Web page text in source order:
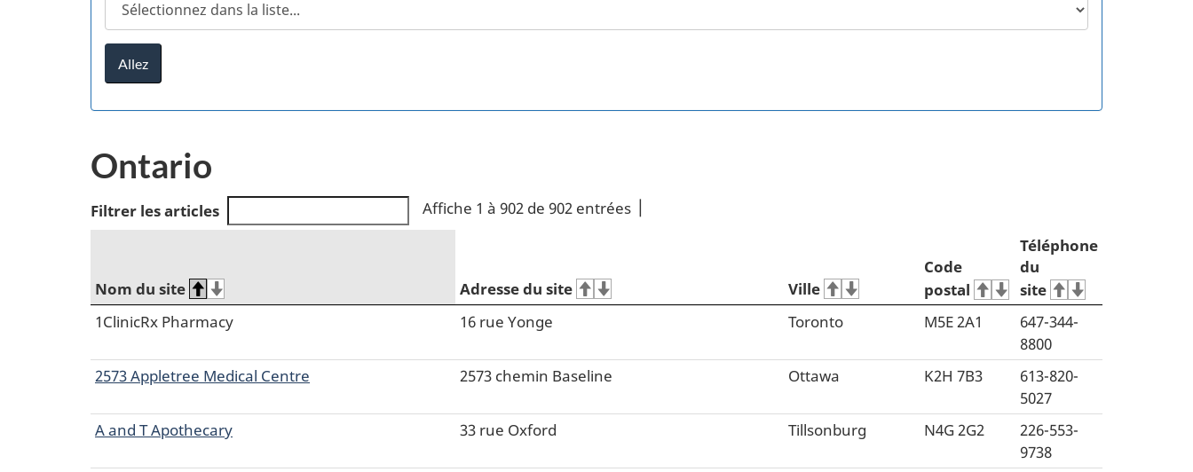
Ontario
Filtrer les articles Affiche 1 à 902 de 902 entrées
Centres
vaccination
la
Nom du site Adresse du site Ville
Code
postal
Téléphone
du
site
1ClinicRx Pharmacy
16 rue Yonge Toronto M5E 2A1
647-344-
8800
2573 Appletree Medical Centre
2573 chemin Baseline Ottawa K2H 7B3
613-820-
5027
A and T Apothecary
33 rue Oxford Tillsonburg N4G 2G2
226-553-
9738